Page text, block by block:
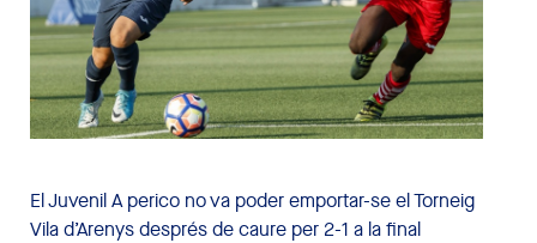
El Juvenil A perico no va poder emportar-se el Torneig
Vila d’Arenys després de caure per 2-1 a la final